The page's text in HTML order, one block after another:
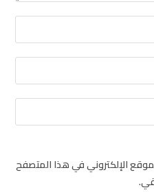
الإلكتروني في هذا المتصفح